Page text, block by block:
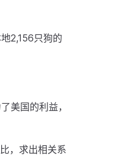
2,156只狗的
美国的利益，
，求出相关系